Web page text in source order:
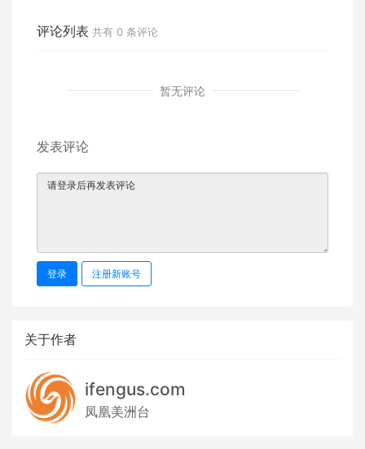
评论列表 共有 0 条评论
暂无评论
发表评论
登录 注册新账号
关于作者
ifengus.com
凤凰美洲台